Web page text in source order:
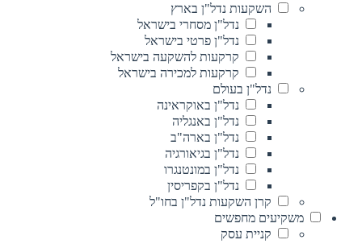
השקעות נדל"ן בארץ
נדל"ן מסחרי בישראל
נדל"ן פרטי בישראל
קרקעות להשקעה בישראל
קרקעות למכירה בישראל
נדל"ן בעולם
נדל"ן באוקראינה
נדל"ן באנגליה
נדל"ן בארה"ב
נדל"ן בגיאורגיה
נדל"ן במונטנגרו
נדל"ן בקפריסין
קרן השקעות נדל"ן בחו"ל
משקיעים מחפשים
קניית עסק